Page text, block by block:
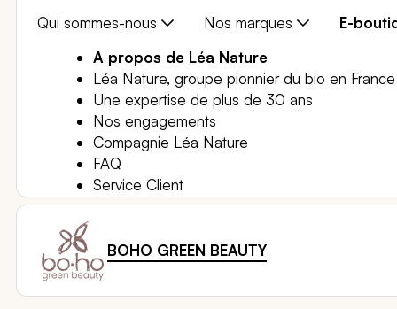
Qui sommes-nous Nos marques E-
A propos de Léa Nature
Léa Nature, groupe pionnier du bio en France
Une expertise de plus de 30 ans
Nos engagements
Compagnie Léa Nature
FAQ
Service Client
BOHO GREEN BEAUTY